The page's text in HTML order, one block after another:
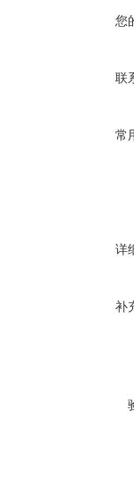
您
联
常
详
补